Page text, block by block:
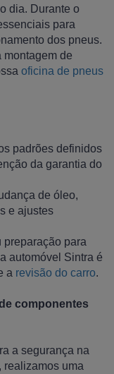
dia. Durante o
para
dos pneus.
montagem de
oficina de pneus
padrões definidos
da garantia do
de óleo,
e ajustes
preparação para
automóvel Sintra é
a revisão do carro.
componentes
a segurança na
realizamos uma